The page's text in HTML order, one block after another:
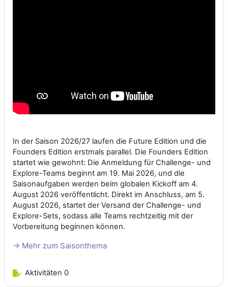
In der Saison 2026/27 laufen die Future Edition und die
Founders Edition erstmals parallel. Die Founders Edition
startet wie gewohnt: Die Anmeldung für Challenge- und
Explore-Teams beginnt am 19. Mai 2026, und die
Saisonaufgaben werden beim globalen Kickoff am 4.
August 2026 veröffentlicht. Direkt im Anschluss, am 5.
August 2026, startet der Versand der Challenge- und
Explore-Sets, sodass alle Teams rechtzeitig mit der
Vorbereitung beginnen können.
-> Mehr zum Saisonthema
Aktivitäten 0